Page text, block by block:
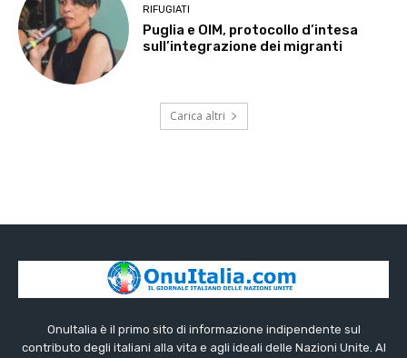
RIFUGIATI
Puglia e OIM, protocollo d’intesa
sull’integrazione dei migranti
Carica altri
OnuItalia è il primo sito di informazione indipendente sul
contributo degli italiani alla vita e agli ideali delle Nazioni Unite. Al